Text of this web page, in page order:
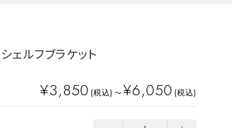
ェルフブラケット
¥3,850 (税込) ～ ¥6,050 (税込)